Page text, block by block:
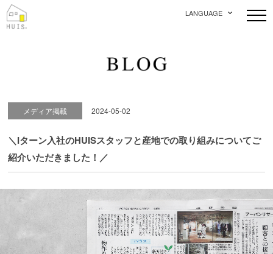
LANGUAGE
メディア掲載 2024-05-02
＼Iターン入社のHUISスタッフと産地での取り組みについてご
紹介いただきました！／